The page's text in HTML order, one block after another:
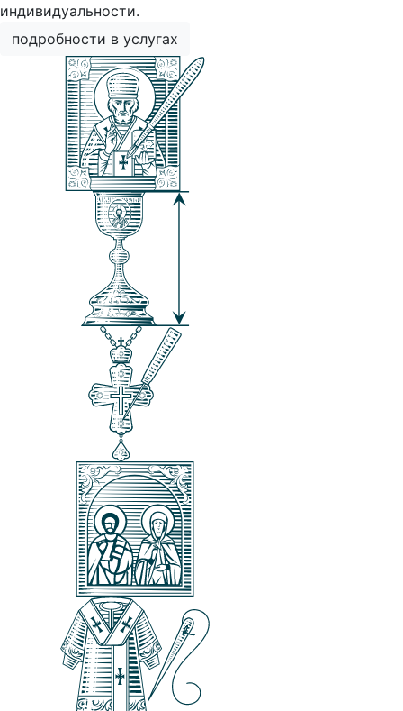
индивидуальности.
подробности в услугах